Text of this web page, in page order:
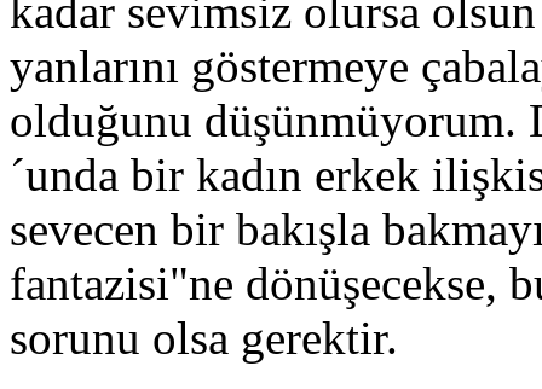
kadar sevimsiz olursa
yanlarını göstermeye
olduğunu düşünmüyorum.
´unda bir kadın erkek
sevecen bir bakışla
fantazisi"ne dönüşecekse,
sorunu olsa gerektir.